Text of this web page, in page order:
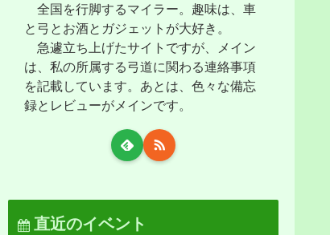
全国を行脚するマイラー。趣味は、車
と弓とお酒とガジェットが大好き。
急遽立ち上げたサイトですが、メイン
は、私の所属する弓道に関わる連絡事項
を記載しています。あとは、色々な備忘
録とレビューがメインです。
直近のイベント